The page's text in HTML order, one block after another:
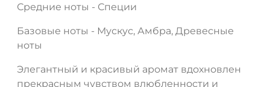
Средние ноты - Специи
Базовые ноты - Мускус, Амбра, Древесные
ноты
Элегантный и красивый аромат вдохновлен
прекрасным чувством влюбленности и